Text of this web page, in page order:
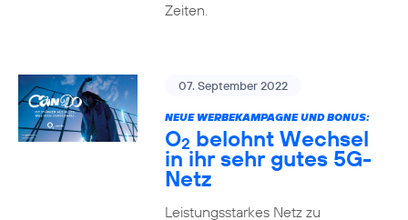
Zeiten.
07. September 2022
NEUE WERBEKAMPAGNE UND BONUS:
O2 belohnt Wechsel
in ihr sehr gutes 5G-
Netz
Leistungsstarkes Netz zu